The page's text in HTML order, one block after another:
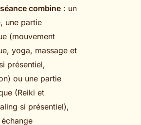
combine: un
une partie
(mouvement
yoga, massage et
présentiel,
ou une partie
(Reiki et
si présentiel),